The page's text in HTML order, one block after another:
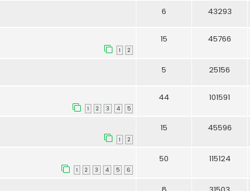
6 43293
1 2
15 45766
5 25156
1 2 3 4 5
44 101591
1 2
15 45596
1 2 3 4 5 6
50 115124